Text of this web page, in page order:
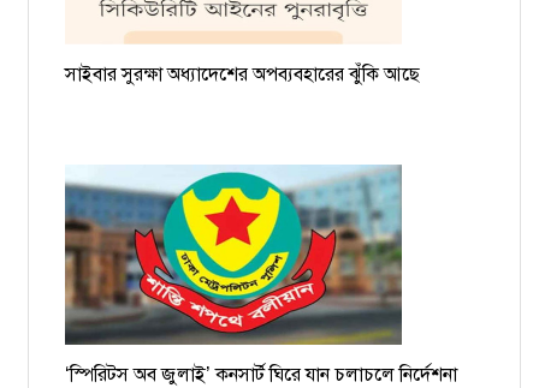
সাইবার সুরক্ষা অধ্যাদেশের অপব্যবহারের ঝুঁকি আছে
‘স্পিরিটস অব জুলাই’ কনসার্ট ঘিরে যান চলাচলে নির্দেশনা